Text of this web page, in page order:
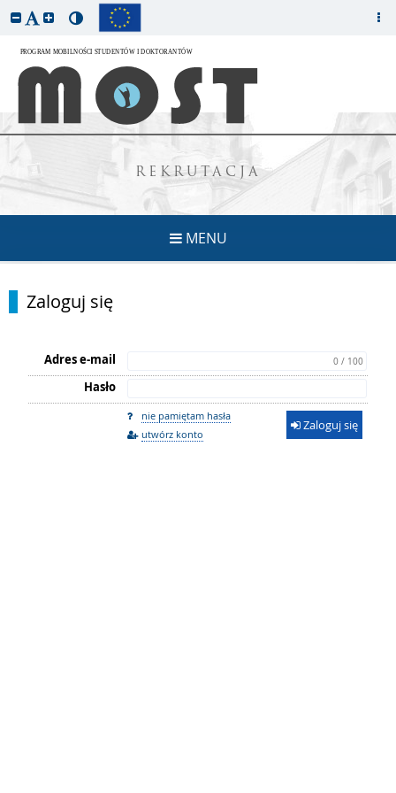
REKRUTACJA
MENU
Zaloguj się
Adres e-mail 0 / 100
Hasło
nie pamiętam hasła
utwórz konto
Zaloguj się